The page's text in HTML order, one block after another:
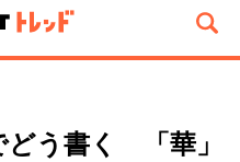
どう書く 「華」